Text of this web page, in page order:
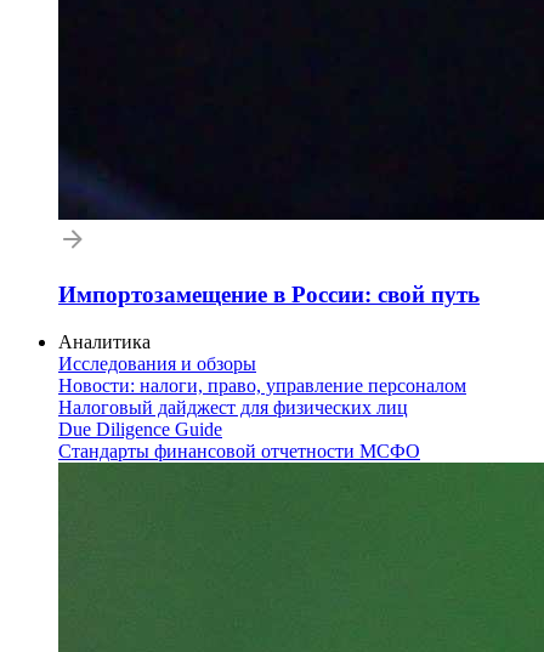
Импортозамещение в России: свой путь
Аналитика
Исследования и обзоры
Новости: налоги, право, управление персоналом
Налоговый дайджест для физических лиц
Due Diligence Guide
Стандарты финансовой отчетности МСФО